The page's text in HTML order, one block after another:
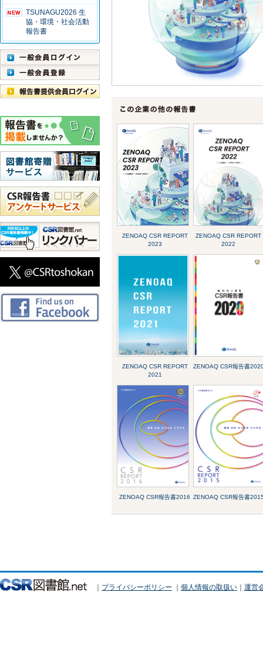
TSUNAGU2026 生
協・環境・社会活動
報告書
ZENOAQ CSR REPORT
2023
ZENOAQ CSR REPORT
2022
ZENOAQ CSR REPORT
2021
ZENOAQ CSR報告書
ZENOAQ CSR報告書2016 ZENOAQ CSR報告書
｜ プライバシーポリシー ｜ 個人情報の取扱い ｜ 運営